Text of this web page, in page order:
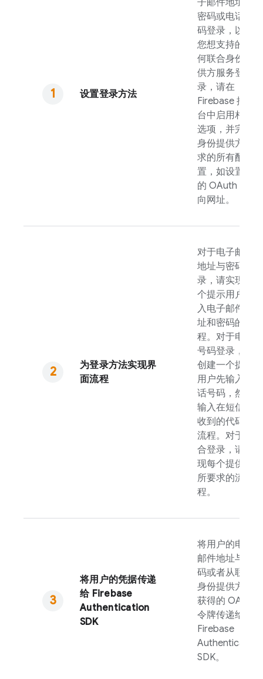
设置登录方法
子邮件地址与
密码或电话号
码登录，以及
您想支持的任
何联合身份提
供方服务登
录，请在
Firebase 控制
台中启用相应
选项，并完成
身份提供方要
求的所有配
置，如设置您
的 OAuth 重定
向网址。
为登录方法实现界
面流程
对于电子邮件
地址与密码登
录，请实现一
个提示用户输
入电子邮件地
址和密码的流
程。对于电话
号码登录，请
创建一个提示
用户先输入电
话号码，然后
输入在短信中
收到的代码的
流程。对于联
合登录，请实
现每个提供方
所要求的流
程。
将用户的凭据传递
给 Firebase
Authentication
SDK
将用户的电子
邮件地址与密
码或者从联合
身份提供方处
获得的 OAuth
令牌传递给
Firebase
Authentication
SDK。